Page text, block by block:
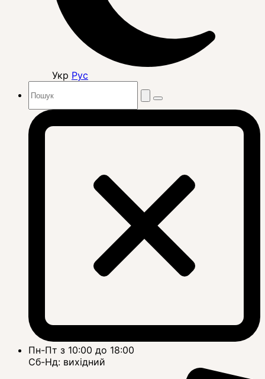
Укр Рус
Пн-Пт з 10:00 до 18:00
Сб-Нд: вихідний